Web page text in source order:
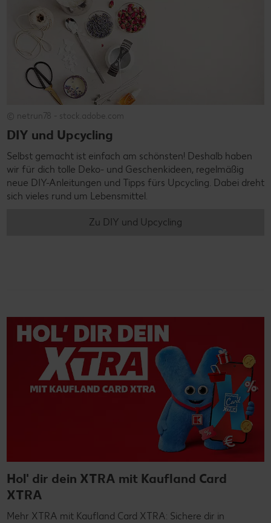
© netrun78 - stock.adobe.com
DIY und Upcycling
Selbst gemacht ist einfach am schönsten! Deshalb haben
wir für dich tolle Deko- und Geschenkideen, regelmäßig
neue DIY-Anleitungen und Tipps fürs Upcycling. Dabei dreht
sich vieles rund um Lebensmittel.
Zu DIY und Upcycling
Hol' dir dein XTRA mit Kaufland Card
XTRA
Mehr XTRA mit Kaufland Card XTRA: Sichere dir in